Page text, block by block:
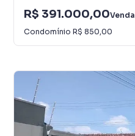
R$ 391.000,00Venda
Condomínio R$ 850,00